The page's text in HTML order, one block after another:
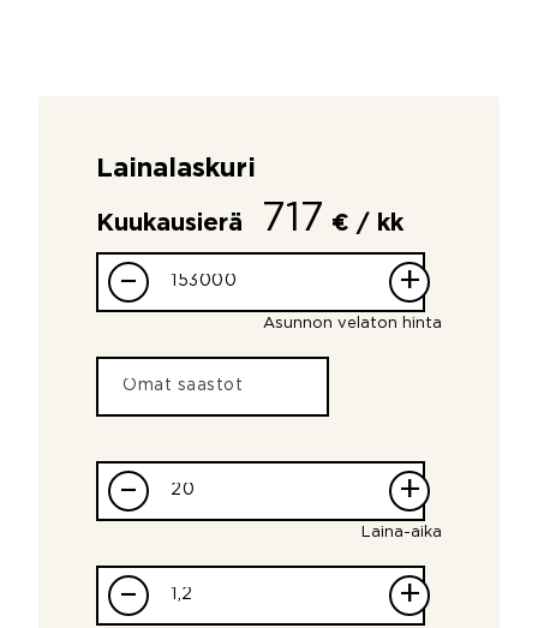
Lainalaskuri
Kuukausierä 717 € / kk
– +
Asunnon velaton hinta
– +
Laina-aika
– +